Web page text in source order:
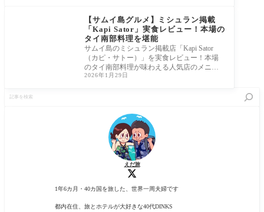
と波音が心地よい、コスパ抜群の絶景レス
トランです。
【サムイ島グルメ】ミシュラン掲載
「Kapi Sator」実食レビュー！本場の
タイ南部料理を堪能
サムイ島のミシュラン掲載店「Kapi Sator
（カピ・サトー）」を実食レビュー！本場
のタイ南部料理が味わえる人気店のメニュ
ーや価格、予約の注意点をブログで正直に
2026年1月29日
えだ旅
1年6カ月・40カ国を旅した、世界一周夫婦です
都内在住、旅とホテルが大好きな40代DINKS